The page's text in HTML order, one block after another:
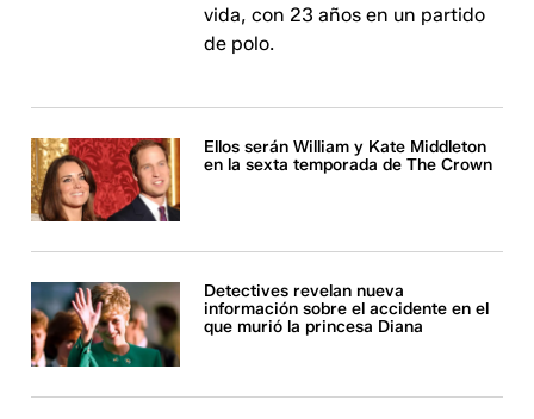
vida, con 23 años en un partido
de polo.
Ellos serán William y Kate Middleton
en la sexta temporada de The Crown
Detectives revelan nueva
información sobre el accidente en el
que murió la princesa Diana